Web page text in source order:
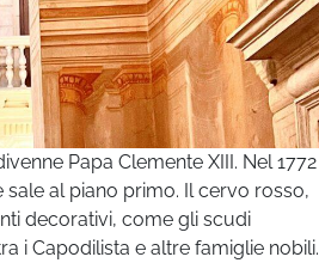
Papa Clemente XIII. Nel 1772
al piano primo. Il cervo rosso,
decorativi, come gli scudi
i Capodilista e altre famiglie nobili.